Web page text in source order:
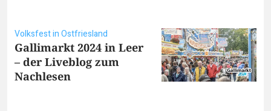
Volksfest in Ostfriesland
Gallimarkt 2024 in Leer
– der Liveblog zum
Nachlesen